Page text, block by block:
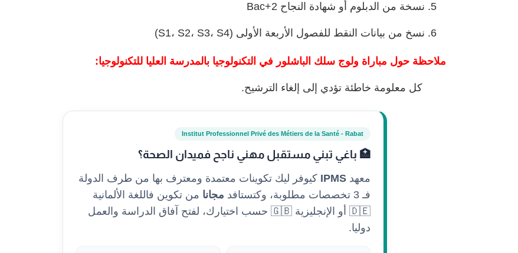
نسخة من الدبلوم أو شهادة النجاح Bac+2
نسخ من بيانات النقط للفصول الأربعة الأولى (S1، S2، S3، S4)
ملاحظة حول مباراة ولوج سلك الباشلور في التكنولوجيا بالمدرسة العليا للتكنولوجيا:
كل معلومة خاطئة تؤدي إلى إلغاء الترشيح.
Institut Professionnel Privé des Métiers de la Santé - Rabat
🏥 باغي تبني مستقبل مهني ناجح فميدان الصحة؟
معهد IPMS كيوفر ليك تكوينات معتمدة ومعترف بها من طرف الدولة
فـ 3 تخصصات مطلوبة، وكتستافد
مجانا من تكوين فاللغة الألمانية
🇩🇪 أو الإنجليزية 🇬🇧 حسب اختيارك، لفتح آفاق الدراسة والعمل
دوليا.